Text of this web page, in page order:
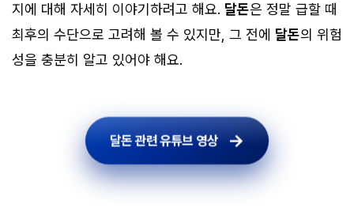
지에 대해 자세히 이야기하려고 해요. 달돈은 정말 급할 때
최후의 수단으로 고려해 볼 수 있지만, 그 전에 달돈의 위험
성을 충분히 알고 있어야 해요.
달돈 관련 유튜브 영상
달돈 관련 유튜브 영상